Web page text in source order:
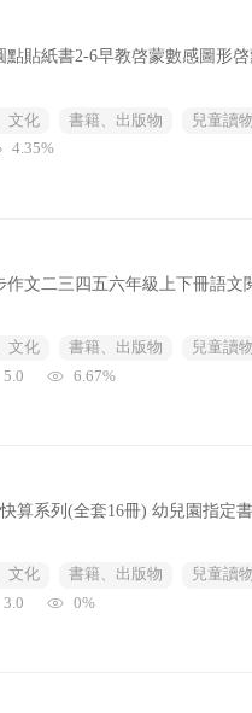
點貼紙書2-6早教啓蒙數感圖形
文化 書籍、出版物 兒童讀物
4.35%
作文二三四五六年級上下冊語文
文化 書籍、出版物 兒童讀物
5.0 6.67%
算系列(全套16冊) 幼兒園指定
文化 書籍、出版物 兒童讀物
3.0 0%